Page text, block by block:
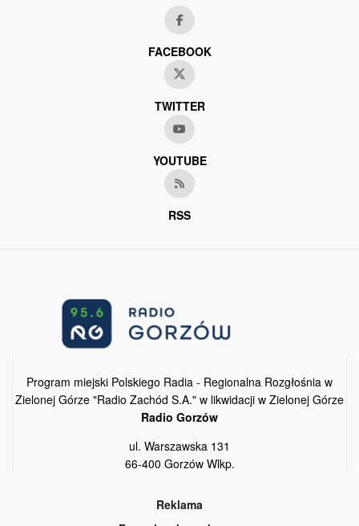
FACEBOOK
TWITTER
YOUTUBE
RSS
Program miejski Polskiego Radia - Regionalna Rozgłośnia w
Zielonej Górze "Radio Zachód S.A." w likwidacji w Zielonej Górze
Radio Gorzów
ul. Warszawska 131
66-400 Gorzów Wlkp.
Reklama